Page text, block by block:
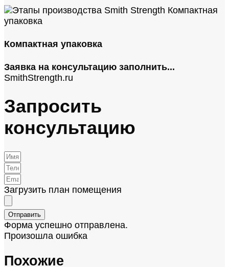
Компактная упаковка
Заявка на консультацию заполнить...
SmithStrength.ru
Запросить
консультацию
Загрузить план помещения
Отправить
Форма успешно отправлена.
Произошла ошибка
Похожие